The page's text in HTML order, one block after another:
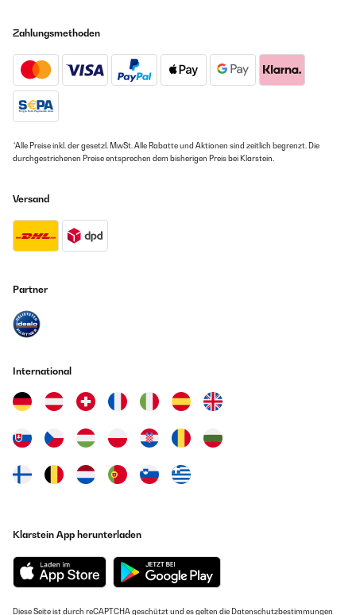
Zahlungsmethoden
*Alle Preise inkl. der gesetzl. MwSt. Alle Rabatte und Aktionen sind zeitlich begrenzt. Die
durchgestrichenen Preise entsprechen dem bisherigen Preis bei Klarstein.
Versand
Partner
International
Klarstein App herunterladen
Diese Seite ist durch reCAPTCHA geschützt und es gelten die Datenschutzbestimmungen